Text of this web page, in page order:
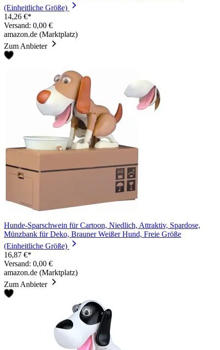
(Einheitliche Größe)
14,26 €*
Versand: 0,00 €
amazon.de (Marktplatz)
Zum Anbieter
Hunde-Sparschwein für Cartoon, Niedlich, Attraktiv, Spardose,
Münzbank für Deko, Brauner Weißer Hund, Freie Größe
(Einheitliche Größe)
16,87 €*
Versand: 0,00 €
amazon.de (Marktplatz)
Zum Anbieter